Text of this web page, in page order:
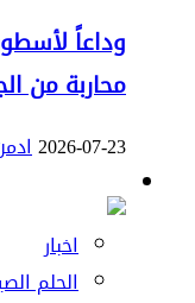
وداعاً
محاربة من
2026-07-23
اخبار
الحلم